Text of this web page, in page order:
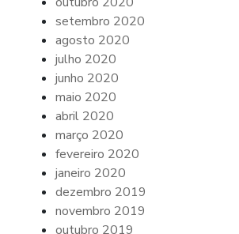
setembro 2020
agosto 2020
julho 2020
junho 2020
maio 2020
abril 2020
março 2020
fevereiro 2020
janeiro 2020
dezembro 2019
novembro 2019
outubro 2019